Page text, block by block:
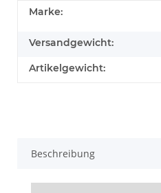
Produkteigenschaft
Wert
Marke:
Versandgewicht:
Artikelgewicht:
Beschreibung